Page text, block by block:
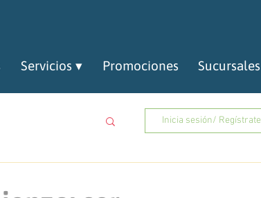
Servicios ▾ Promociones Sucursales
Inicia sesión/ Regístrate